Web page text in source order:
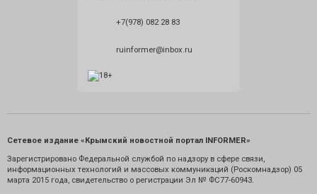
+7(978) 082 28 83
ruinformer@inbox.ru
Сетевое издание «Крымский новостной портал INFORMER»
Зарегистрировано Федеральной службой по надзору в сфере связи,
информационных технологий и массовых коммуникаций (Роскомнадзор) 05
марта 2015 года, свидетельство о регистрации Эл № ФС77-60943.